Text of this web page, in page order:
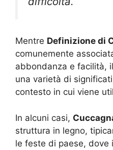
Mentre Definizione di
comunemente
abbondanza e facilità,
una varietà di
contesto in cui viene
In alcuni casi,
struttura in legno,
le feste di paese, dove